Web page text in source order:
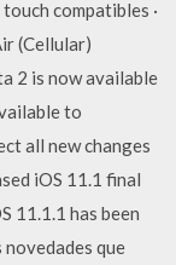
compatibles ·
(Cellular)
2 is now available
to
all new changes
iOS 11.1 final
11.1.1 has been
que